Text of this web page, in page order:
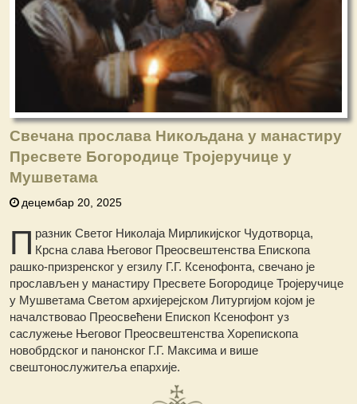
Свечана прослава Никољдана у манастиру
Пресвете Богородице Тројеручице у
Мушветама
децембар 20, 2025
П разник Светог Николаја Мирликијског Чудотворца,
Крсна слава Његовог Преосвештенства Епископа
рашко-призренског у егзилу Г.Г. Ксенофонта, свечано је
прослављен у манастиру Пресвете Богородице Тројеручице
у Мушветама Светом архијерејском Литургијом којом је
началствовао Преосвећени Епископ Ксенофонт уз
саслужење Његовог Преосвештенства Хорепископа
новобрдског и панонског Г.Г. Максима и више
свештонослужитеља епархије.